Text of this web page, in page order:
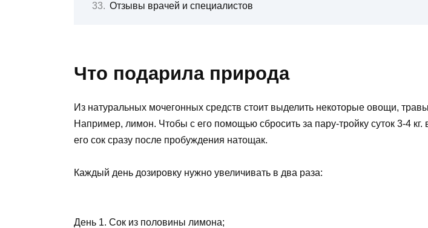
Отзывы врачей и специалистов
Что подарила природа
Из натуральных мочегонных средств стоит выделить некоторые овощи,
Например, лимон. Чтобы с его помощью сбросить за пару-тройку суток 3-4 кг.
его сок сразу после пробуждения натощак.
Каждый день дозировку нужно увеличивать в два раза:
День 1. Сок из половины лимона;